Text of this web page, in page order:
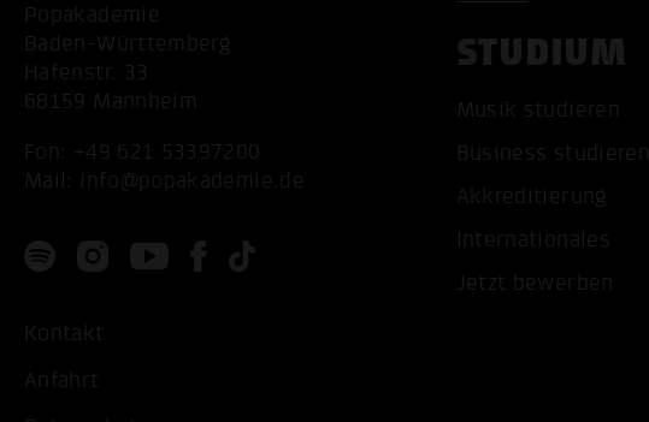
Popakademie
Baden-Württemberg
Hafenstr. 33
68159 Mannheim
Fon: +49 621 53397200
Mail: info@popakademie.de
Kontakt
Anfahrt
STUDIUM
Musik studieren
Business studieren
Akkreditierung
Internationales
Jetzt bewerben